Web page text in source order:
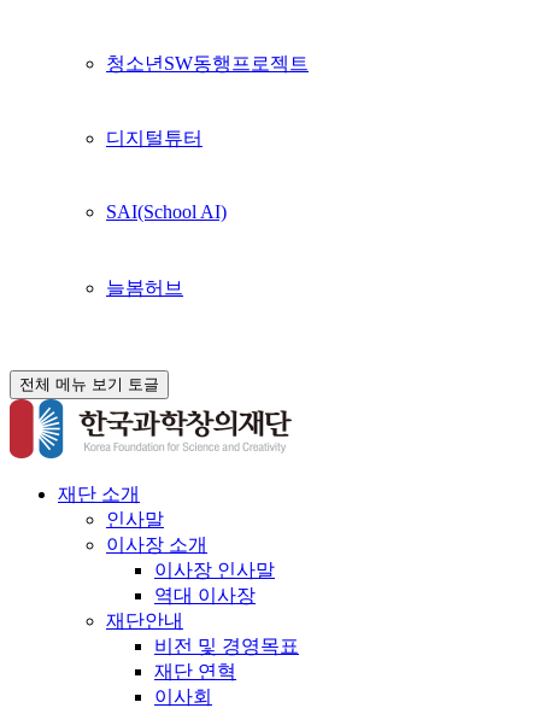
청소년SW동행프로젝트
디지털튜터
SAI(School AI)
늘봄허브
전체 메뉴 보기 토글
재단 소개
인사말
이사장 소개
이사장 인사말
역대 이사장
재단안내
비전 및 경영목표
재단 연혁
이사회